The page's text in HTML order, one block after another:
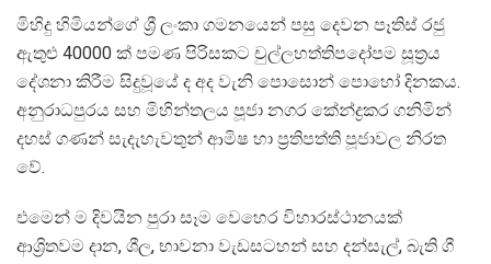
මිහිදු හිමියන්ගේ ශ්‍රී ලංකා ගමනයෙන් පසු දෙවන පෑතිස් රජු
ඇතුළු 40000 ක් පමණ පිරිසකට චුල්ලහත්තිපදෝපම සූත්‍රය
දේශනා කිරීම සිදුවූයේ ද අද වැනි පොසොන් පොහෝ දිනකය.
අනුරාධපුරය සහ මිහින්තලය පූජා නගර කේන්ද්‍රකර ගනිමින්
දහස් ගණන් සැදැහැවතුන් ආමිෂ හා ප්‍රතිපත්ති පූජාවල නිරත
වේ.
එමෙන් ම දිවයින පුරා සෑම වෙහෙර විහාරස්ථානයක්
ආශ්‍රිතවම දාන, ශීල, භාවනා වැඩසටහන් සහ දන්සැල්, බැති ගී